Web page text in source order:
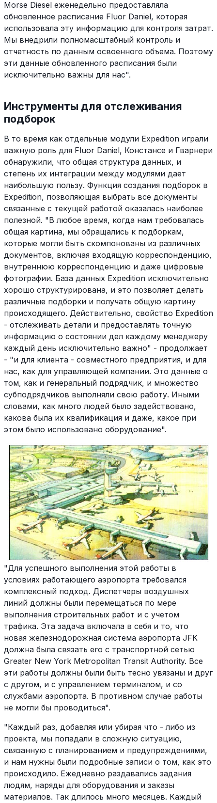
Morse Diesel еженедельно предоставляла
обновленное расписание Fluor Daniel, которая
использовала эту информацию для контроля затрат.
Мы внедрили полномасштабный контроль и
отчетность по данным освоенного объема. Поэтому
эти данные обновленного расписания были
исключительно важны для нас".
Инструменты для отслеживания
подборок
В то время как отдельные модули Expedition играли
важную роль для Fluor Daniel, Констансе и Гварнери
обнаружили, что общая структура данных, и
степень их интеграции между модулями дает
наибольшую пользу. Функция создания подборок в
Expedition, позволяющая выбрать все документы
связанные с текущей работой оказалась наиболее
полезной. "В любое время, когда нам требовалась
общая картина, мы обращались к подборкам,
которые могли быть скомпонованы из различных
документов, включая входящую корреспонденцию,
внутреннюю корреспонденцию и даже цифровые
фотографии. База данных Expedition исключительно
хорошо структурирована, и это позволяет делать
различные подборки и получать общую картину
происходящего. Действительно, свойство Expedition
- отслеживать детали и предоставлять точную
информацию о состоянии дел каждому менеджеру
каждый день исключительно важно" - продолжает
- "и для клиента - совместного предприятия, и для
нас, как для управляющей компании. Это данные о
том, как и генеральный подрядчик, и множество
субподрядчиков выполняли свою работу. Иными
словами, как много людей было задействовано,
какова была их квалификация и даже, какое при
этом было использовано оборудование".
"Для успешного выполнения этой работы в
условиях работающего аэропорта требовался
комплексный подход. Диспетчеры воздушных
линий должны были перемещаться по мере
выполнения строительных работ и с учетом
трафика. Эта задача включала в себя и то, что
новая железнодорожная система аэропорта JFK
должна была связать его с транспортной сетью
Greater New York Metropolitan Transit Authority. Все
эти работы должны были быть тесно увязаны и друг
с другом, и с управлением терминалом, и со
службами аэропорта. В противном случае работы
не могли бы проводиться".
"Каждый раз, добавляя или убирая что - либо из
проекта, мы попадали в сложную ситуацию,
связанную с планированием и предупреждениями,
и нам нужны были подробные записи о том, как это
происходило. Ежедневно раздавались задания
людям, наряды для оборудования и заказы
материалов. Так длилось много месяцев. Каждый